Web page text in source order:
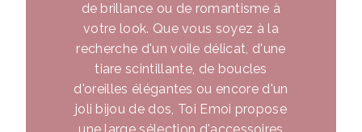
de brillance ou de romantisme à
votre look. Que vous soyez à la
recherche d'un voile délicat, d'une
tiare scintillante, de boucles
d'oreilles élégantes ou encore d'un
joli bijou de dos, Toi Emoi propose